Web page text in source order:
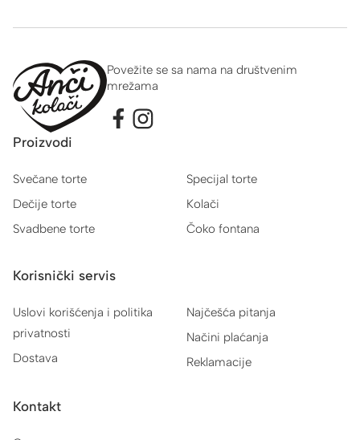
Povežite se sa nama na društvenim
mrežama
Proizvodi
Svečane torte
Dečije torte
Svadbene torte
Specijal torte
Kolači
Čoko fontana
Korisnički servis
Uslovi korišćenja i politika
privatnosti
Dostava
Najčešća pitanja
Načini plaćanja
Reklamacije
Kontakt